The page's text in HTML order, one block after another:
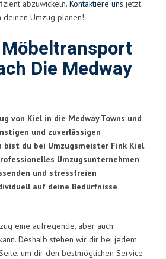
abzuwickeln. Kontaktiere uns jetzt
deinen Umzug planen!
Die Medway
von Kiel in die Medway Towns und
und zuverlässigen
bist du bei Umzugsmeister Fink Kiel
Umzugsunternehmen
und stressfreien
auf deine Bedürfnisse
eine aufregende, aber auch
Deshalb stehen wir dir bei jedem
um dir den bestmöglichen Service